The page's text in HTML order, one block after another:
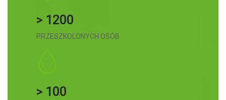
> 1200
PRZESZKOLONYCH OSÓB
> 100